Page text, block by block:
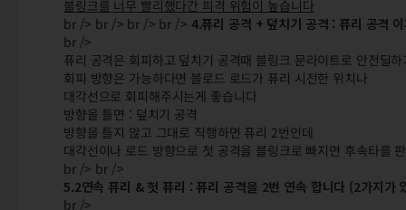
블링크를 너무 빨리했다간 피격 위험이 높습니다
br /> br /> br /> br /> 4.퓨리 공격 + 덮치기 공격 : 퓨리 공격
br />
퓨리 공격은 회피하고 덮치기 공격때 블링크 문라이트로 안전딜
회피 방향은 가능하다면 블로드 로드가 퓨리 시전한 위치나
대각선으로 회피해주시는게 좋습니다
방향을 틀면 : 덮치기 공격
방향을 틀지 않고 그대로 직행하면 퓨리 2번인데
대각선이나 로드 방향으로 첫 공격을 블링크로 빠지면 후속타를
br /> br />
5.2연속 퓨리 & 헛 퓨리 : 퓨리 공격을 2번 연속 합니다 (2가지가
br />